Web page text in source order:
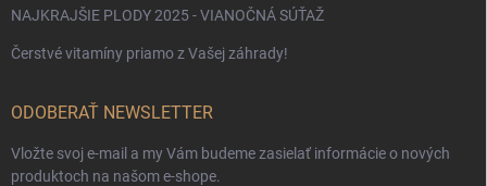
NAJKRAJŠIE PLODY 2025 - VIANOČNÁ SÚŤAŽ
Čerstvé vitamíny priamo z Vašej záhrady!
ODOBERAŤ NEWSLETTER
Vložte svoj e-mail a my Vám budeme zasielať informácie o nových
produktoch na našom e-shope.